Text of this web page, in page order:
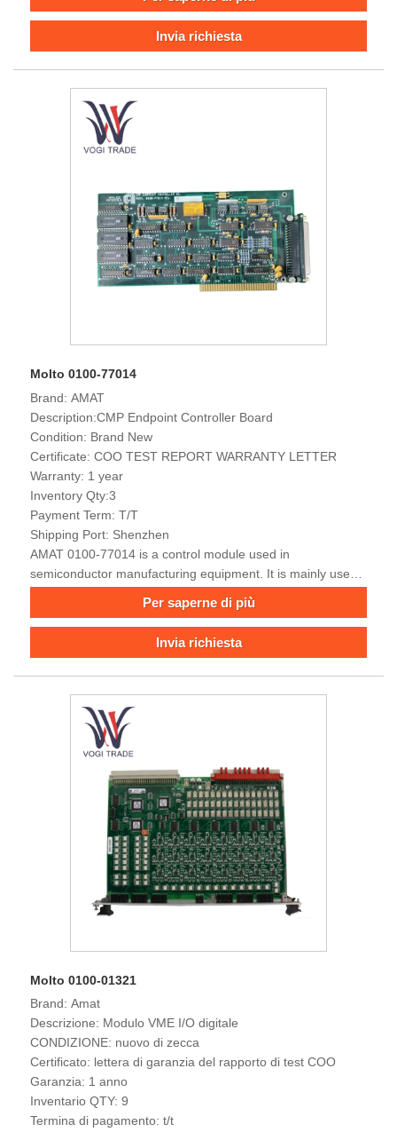
l'interazione dei dati in tempo reale tra i dispositivi per
Invia richiesta
Molto 0100-77014
Brand: AMAT
Description:CMP Endpoint Controller Board
Condition: Brand New
Certificate: COO TEST REPORT WARRANTY LETTER
Warranty: 1 year
Inventory Qty:3
Payment Term: T/T
Shipping Port: Shenzhen
AMAT 0100-77014 is a control module used in
semiconductor manufacturing equipment. It is mainly used
monitoring. It is integrated into the AMAT equipment
Per saperne di più
Invia richiesta
Molto 0100-01321
Brand: Amat
Descrizione: Modulo VME I/O digitale
CONDIZIONE: nuovo di zecca
Certificato: lettera di garanzia del rapporto di test COO
Garanzia: 1 anno
Inventario QTY: 9
Termina di pagamento: t/t